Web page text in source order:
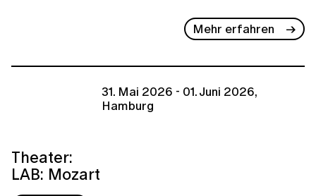
Mehr erfahren
31. Mai 2026 - 01. Juni 2026,
Hamburg
Theater:
LAB: Mozart